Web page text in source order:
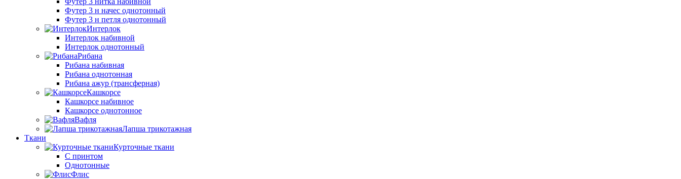
Футер 3 н начес однотонный
Футер 3 н петля однотонный
Интерлок
Интерлок набивной
Интерлок однотонный
Рибана
Рибана набивная
Рибана однотонная
Рибана ажур (трансферная)
Кашкорсе
Кашкорсе набивное
Кашкорсе однотонное
Вафля
Лапша трикотажная
Ткани
Курточные ткани
С принтом
Однотонные
Флис